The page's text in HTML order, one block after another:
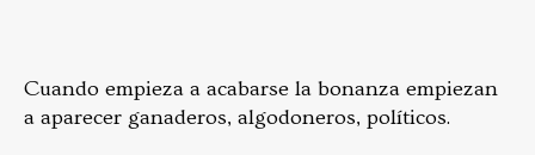
Cuando empieza a acabarse la bonanza empiezan
a aparecer ganaderos, algodoneros, políticos.